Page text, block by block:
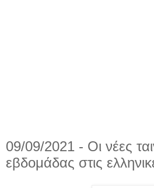
09/09/2021 - Οι νέες
εβδομάδας στις